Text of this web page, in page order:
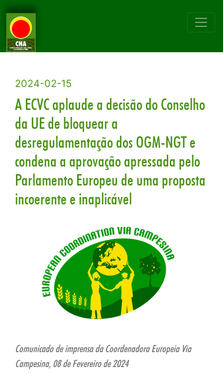
2024-02-15
A ECVC aplaude a decisão do Conselho
da UE de bloquear a
desregulamentação dos OGM-NGT e
condena a aprovação apressada pelo
Parlamento Europeu de uma proposta
incoerente e inaplicável
Comunicado de imprensa da Coordenadora Europeia Via
Campesina, 08 de Fevereiro de 2024